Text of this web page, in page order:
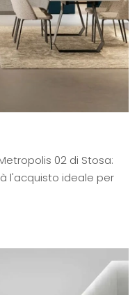
02 di Stosa:
l'acquisto ideale per